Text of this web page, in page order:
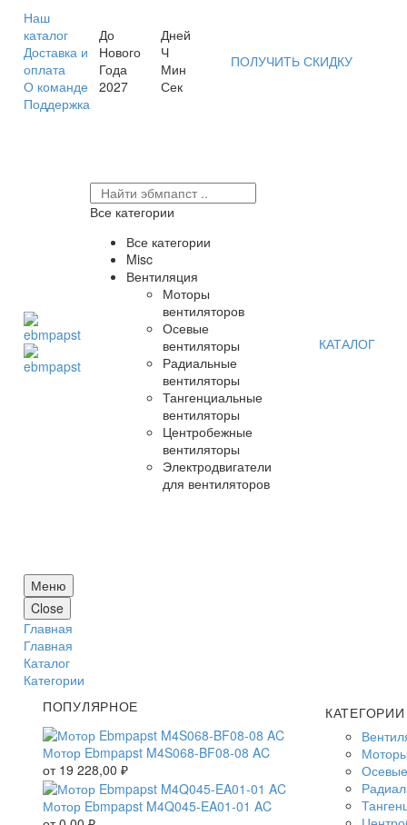
Наш
каталог
Доставка и
оплата
О команде
Поддержка
До
Нового
Года
2027
Дней
Ч
Мин
Сек
ПОЛУЧИТЬ СКИДКУ
Все категории
Все категории
Misc
Вентиляция
Моторы
вентиляторов
Осевые
вентиляторы
Радиальные
вентиляторы
Тангенциальные
вентиляторы
Центробежные
вентиляторы
Электродвигатели
для вентиляторов
КАТАЛОГ
Меню
Close
Главная
Главная
Каталог
Категории
ПОПУЛЯРНОЕ
Мотор Ebmpapst M4S068-BF08-08 AC
от 19 228,00 ₽
Мотор Ebmpapst M4Q045-EA01-01 AC
КАТЕГОРИИ